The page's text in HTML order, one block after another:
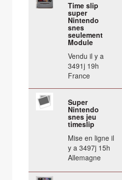
Time slip
super
Nintendo
snes
seulement
Module
Vendu il y a
3491j 19h
France
Super
Nintendo
snes jeu
timeslip
Mise en ligne il
y a 3497j 15h
Allemagne